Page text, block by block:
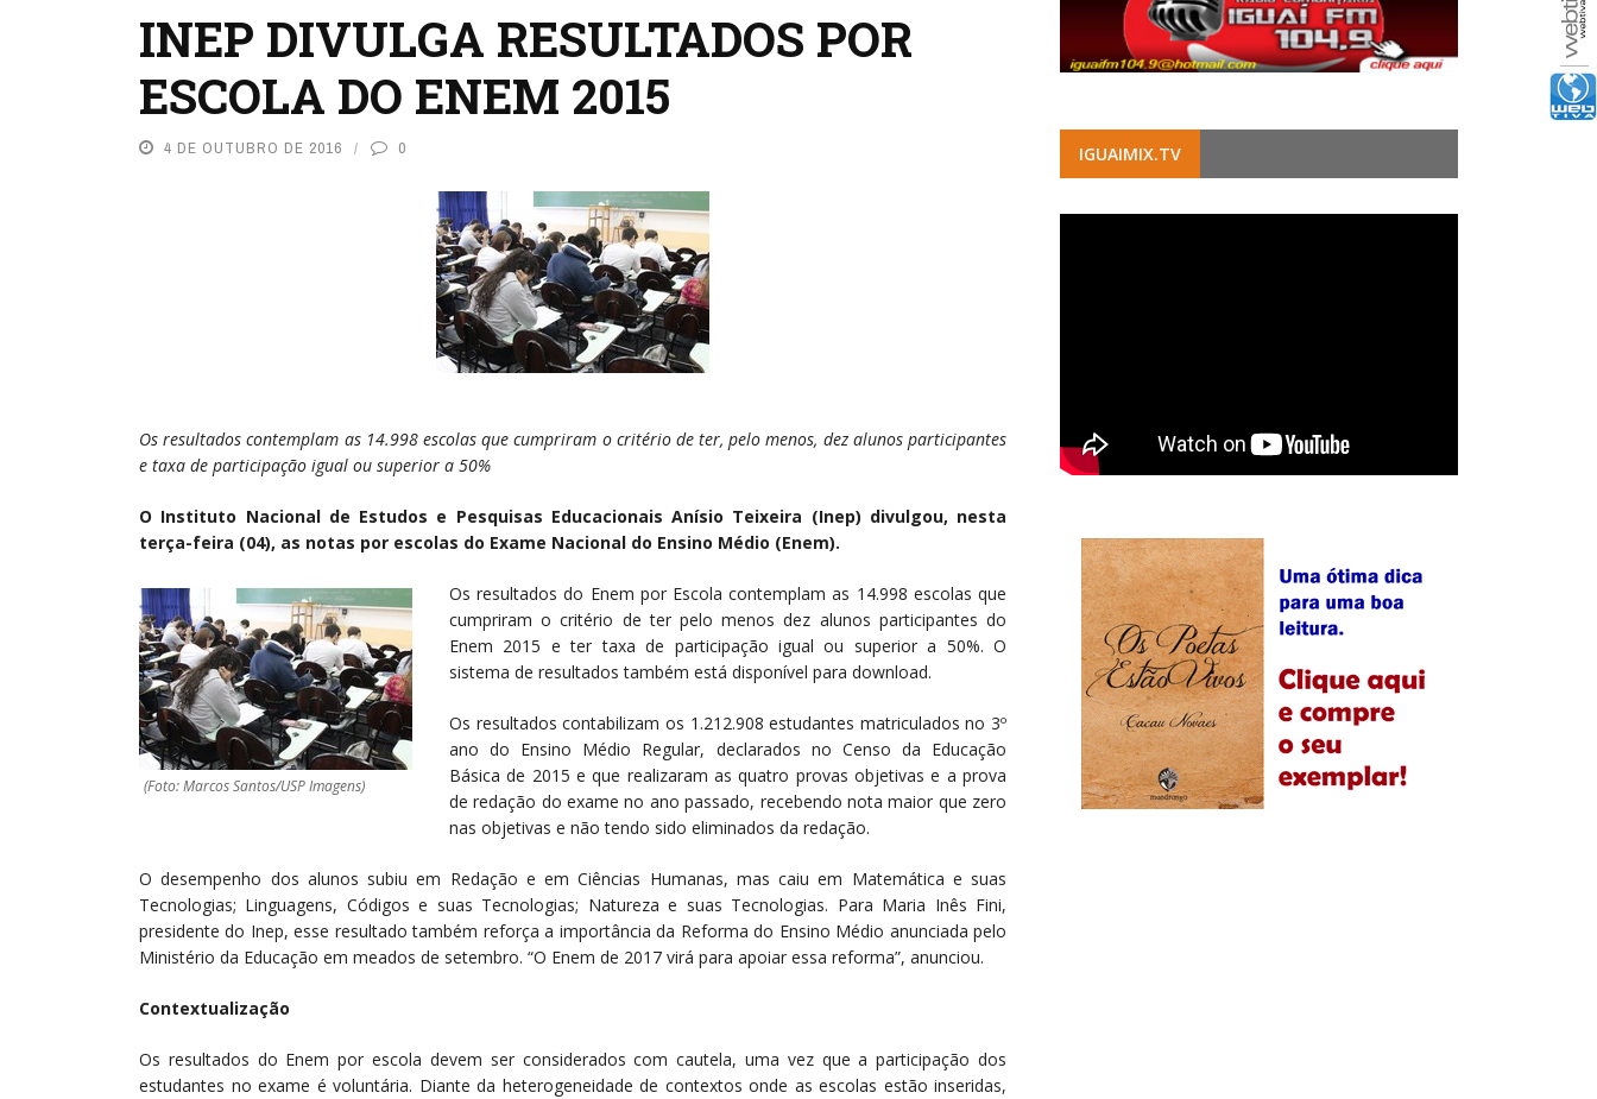
INEP DIVULGA RESULTADOS POR
ESCOLA DO ENEM 2015
4 DE OUTUBRO DE 2016 0
Os resultados contemplam as 14.998 escolas que cumpriram o critério de ter, pelo menos, dez alunos participantes
e taxa de participação igual ou superior a 50%
O Instituto Nacional de Estudos e Pesquisas Educacionais Anísio Teixeira (Inep) divulgou, nesta
terça-feira (04), as notas por escolas do Exame Nacional do Ensino Médio (Enem).
(Foto: Marcos Santos/USP Imagens)
Os resultados do Enem por Escola contemplam as 14.998 escolas que
cumpriram o critério de ter pelo menos dez alunos participantes do
Enem 2015 e ter taxa de participação igual ou superior a 50%. O
sistema de resultados também está disponível para download.
Os resultados contabilizam os 1.212.908 estudantes matriculados no 3º
ano do Ensino Médio Regular, declarados no Censo da Educação
Básica de 2015 e que realizaram as quatro provas objetivas e a prova
de redação do exame no ano passado, recebendo nota maior que zero
nas objetivas e não tendo sido eliminados da redação.
O desempenho dos alunos subiu em Redação e em Ciências Humanas, mas caiu em Matemática e suas
Tecnologias; Linguagens, Códigos e suas Tecnologias; Natureza e suas Tecnologias. Para Maria Inês Fini,
presidente do Inep, esse resultado também reforça a importância da Reforma do Ensino Médio anunciada pelo
Ministério da Educação em meados de setembro. “O Enem de 2017 virá para apoiar essa reforma”, anunciou.
Contextualização
Os resultados do Enem por escola devem ser considerados com cautela, uma vez que a participação dos
estudantes no exame é voluntária. Diante da heterogeneidade de contextos onde as escolas estão inseridas,
IGUAIMIX.TV